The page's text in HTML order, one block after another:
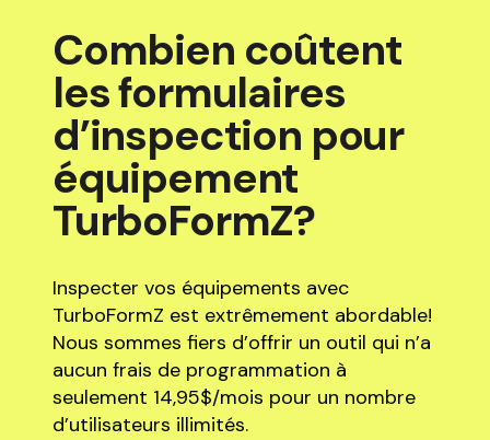
Combien coûtent
les formulaires
d’inspection pour
équipement
TurboFormZ?
Inspecter vos équipements avec
TurboFormZ est extrêmement abordable!
Nous sommes fiers d’offrir un outil qui n’a
aucun frais de programmation à
seulement 14,95$/mois pour un nombre
d’utilisateurs illimités.